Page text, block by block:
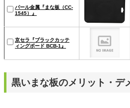
パール金属『まな板（CC-
1545）』
京セラ『ブラックカッテ
ィングボード BCB-1』
黒いまな板のメリット・デ